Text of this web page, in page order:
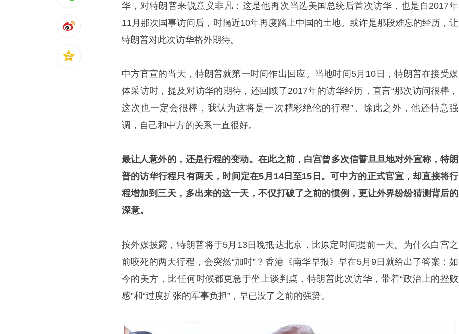
华，对特朗普来说意义非凡：这是他再次当选美国总统后首次访华，也是自2017年
11月那次国事访问后，时隔近10年再度踏上中国的土地。或许是那段难忘的经历，让
特朗普对此次访华格外期待。
中方官宣的当天，特朗普就第一时间作出回应。当地时间5月10日，特朗普在接受媒
体采访时，提及对访华的期待，还回顾了2017年的访华经历，直言“那次访问很棒，
这次也一定会很棒，我认为这将是一次精彩绝伦的行程”。除此之外，他还特意强
调，自己和中方的关系一直很好。
最让人意外的，还是行程的变动。在此之前，白宫曾多次信誓旦旦地对外宣称，特朗
普的访华行程只有两天，时间定在5月14日至15日。可中方的正式官宣，却直接将行
程增加到三天，多出来的这一天，不仅打破了之前的惯例，更让外界纷纷猜测背后的
深意。
按外媒披露，特朗普将于5月13日晚抵达北京，比原定时间提前一天。为什么白宫之
前咬死的两天行程，会突然“加时”？香港《南华早报》早在5月9日就给出了答案：如
今的美方，比任何时候都更急于坐上谈判桌，特朗普此次访华，带着“政治上的挫败
感”和“过度扩张的军事负担”，早已没了之前的强势。